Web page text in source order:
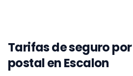
Tarifas de seguro
postal en Escalon